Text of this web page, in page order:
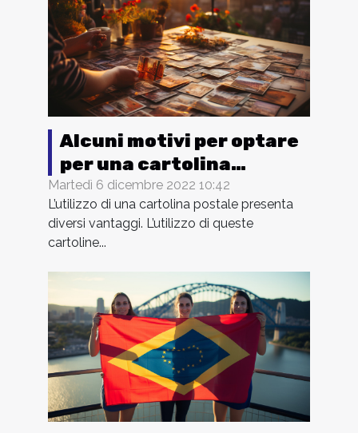
Alcuni motivi per optare
per una cartolina
personalizzata
Martedì 6 dicembre 2022 10:42
L’utilizzo di una cartolina postale presenta
diversi vantaggi. L’utilizzo di queste
cartoline...